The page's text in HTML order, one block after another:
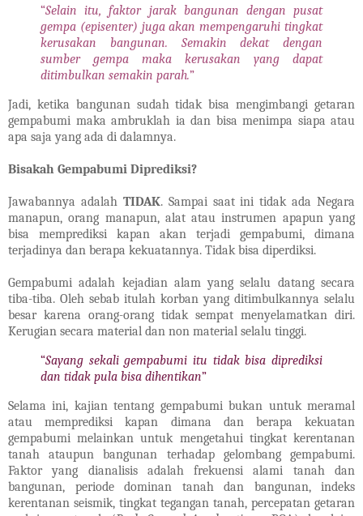
“Selain itu, faktor jarak bangunan dengan pusat
gempa (episenter) juga akan mempengaruhi tingkat
kerusakan bangunan. Semakin dekat dengan
sumber gempa maka kerusakan yang dapat
ditimbulkan semakin parah.”
Jadi, ketika bangunan sudah tidak bisa mengimbangi getaran
gempabumi maka ambruklah ia dan bisa menimpa siapa atau
apa saja yang ada di dalamnya.
Bisakah Gempabumi Diprediksi?
Jawabannya adalah TIDAK. Sampai saat ini tidak ada Negara
manapun, orang manapun, alat atau instrumen apapun yang
bisa memprediksi kapan akan terjadi gempabumi, dimana
terjadinya dan berapa kekuatannya. Tidak bisa diperdiksi.
Gempabumi adalah kejadian alam yang selalu datang secara
tiba-tiba. Oleh sebab itulah korban yang ditimbulkannya selalu
besar karena orang-orang tidak sempat menyelamatkan diri.
Kerugian secara material dan non material selalu tinggi.
“Sayang sekali gempabumi itu tidak bisa diprediksi
dan tidak pula bisa dihentikan”
Selama ini, kajian tentang gempabumi bukan untuk meramal
atau memprediksi kapan dimana dan berapa kekuatan
gempabumi melainkan untuk mengetahui tingkat kerentanan
tanah ataupun bangunan terhadap gelombang gempabumi.
Faktor yang dianalisis adalah frekuensi alami tanah dan
bangunan, periode dominan tanah dan bangunan, indeks
kerentanan seismik, tingkat tegangan tanah, percepatan getaran